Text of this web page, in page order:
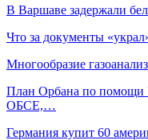
В Варшаве задержали
Что за документы
Многообразие
План Орбана по помощи
ОБСЕ,…
Германия купит 60